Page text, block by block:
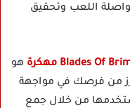
اللعب وتحقيق
هو
من فرصك في مواجهة
من خلال جمع